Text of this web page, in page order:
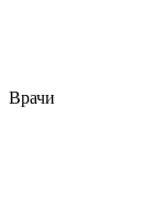
Врачи